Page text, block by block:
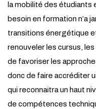
la mobilité des étudiants
besoin en formation n’a
transitions énergétique
renouveler les cursus,
de favoriser les
donc de faire accréditer
qui reconnaitra un haut
de compétences